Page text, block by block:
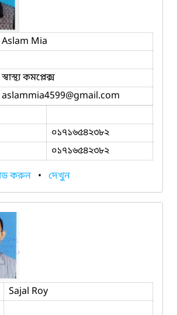
Aslam Mia
স্বাস্থ্য কমপ্লেক্স
aslammia4599@gmail.com
০১৭১৬৫৪২৩৮২
০১৭১৬৫৪২৩৮২
করুন • দেখুন
Sajal Roy